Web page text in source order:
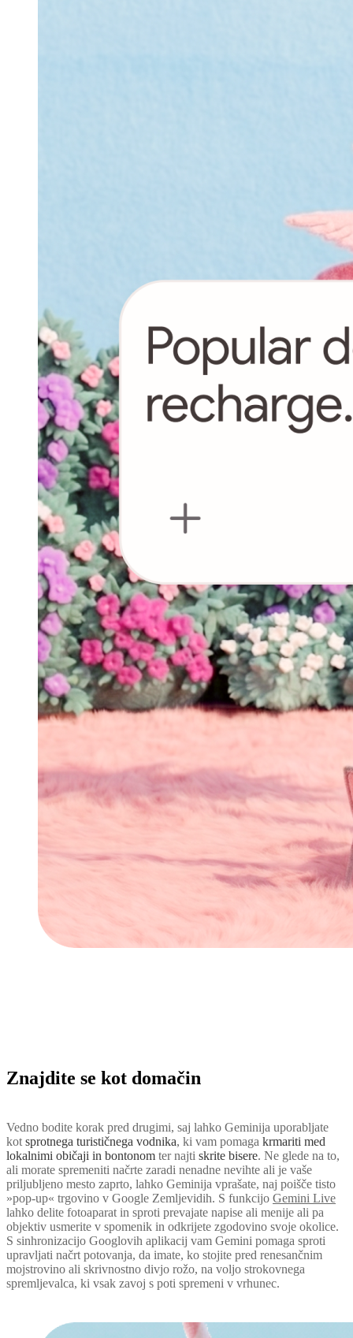
Znajdite se kot domačin
Vedno bodite korak pred drugimi, saj lahko Geminija uporabljate
kot sprotnega turističnega vodnika, ki vam pomaga krmariti med
lokalnimi običaji in bontonom ter najti skrite bisere. Ne glede na to,
ali morate spremeniti načrte zaradi nenadne nevihte ali je vaše
priljubljeno mesto zaprto, lahko Geminija vprašate, naj poišče tisto
»pop-up« trgovino v Google Zemljevidih. S funkcijo Gemini Live
lahko delite fotoaparat in sproti prevajate napise ali menije ali pa
objektiv usmerite v spomenik in odkrijete zgodovino svoje okolice.
S sinhronizacijo Googlovih aplikacij vam Gemini pomaga sproti
upravljati načrt potovanja, da imate, ko stojite pred renesančnim
mojstrovino ali skrivnostno divjo rožo, na voljo strokovnega
spremljevalca, ki vsak zavoj s poti spremeni v vrhunec.